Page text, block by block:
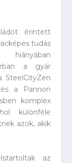
érintett
tudás
a gyár
SteelCityZen
a Pannon
komplex
különféle
azok, akik
az